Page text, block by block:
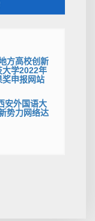
方高校创新
大学2022年
奖申报网站
安外国语大
势力网络达